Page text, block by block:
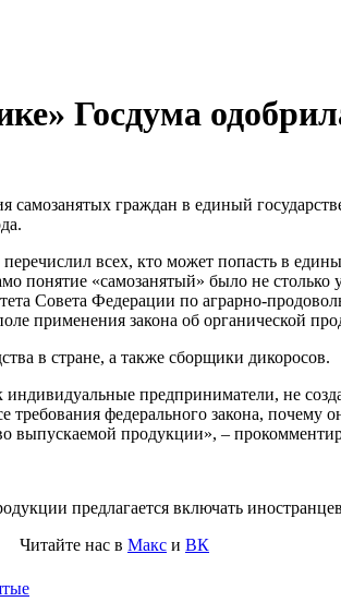
Госдума
граждан в единый
всех, кто может попасть в
понятие «самозанятый» было не
Совета Федерации по аграрно-
применения закона об органической
в стране, а также сборщики дикоросов.
предприниматели, не
федерального закона,
выпускаемой продукции», –
предлагается включать
Читайте нас в Макс и ВК